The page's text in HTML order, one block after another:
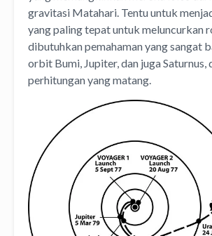
gravitasi Matahari. Tentu untuk
yang paling tepat untuk meluncurkan
dibutuhkan pemahaman yang sangat
orbit Bumi, Jupiter, dan juga Saturnus,
perhitungan yang matang.